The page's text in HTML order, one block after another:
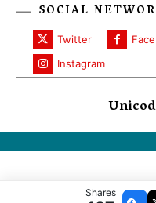
SOCIAL
Twitter
Instagram
Shares